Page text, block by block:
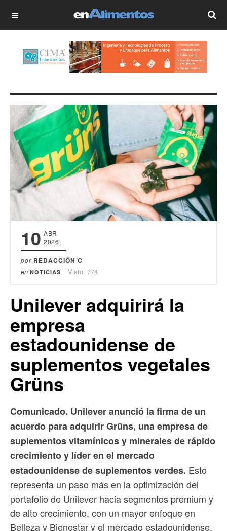
OFF CANVAS
10 ABR
2026
por REDACCIÓN C
en NOTICIAS Visto: 774
Unilever adquirirá la
empresa
estadounidense de
suplementos vegetales
Grüns
Comunicado. Unilever anunció la firma de un
acuerdo para adquirir Grüns, una empresa de
suplementos vitamínicos y minerales de rápido
crecimiento y líder en el mercado
estadounidense de suplementos verdes. Esto
representa un paso más en la optimización del
portafolio de Unilever hacia segmentos premium y
de alto crecimiento, con un mayor enfoque en
Belleza y Bienestar y el mercado estadounidense.